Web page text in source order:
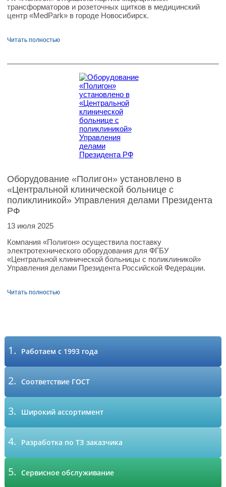
трансформаторов и розеточных щитков в медицинский
центр «MedPark» в городе Новосибирск.
Читать полностью
Оборудование «Полигон» установлено в
«Центральной клинической больнице с
поликлиникой» Управления делами Президента
РФ
13 июля 2025
Компания «Полигон» осуществила поставку
электротехнического оборудования для ФГБУ
«Центральной клинической больницы с поликлиникой»
Управления делами Президента Российской Федерации.
Читать полностью
1. Работаем с 1993 года
2. Соответствие ГОСТ
3. Широкий ассортимент
4. Разработка по ТЗ заказчика
5. Сервисное обслуживание